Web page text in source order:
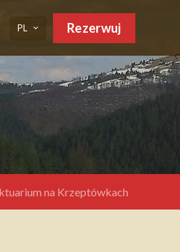
PL Rezerwuj
na Krzeptówkach